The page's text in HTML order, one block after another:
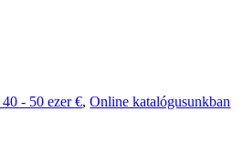
40 - 50 ezer €,Online katalógusunkban